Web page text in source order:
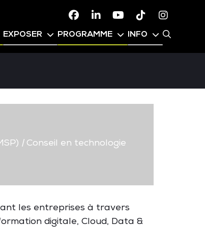
FacebookLinkedinYoutubeTikTok
EXPOSER PROGRAMME INFO
|Conseil en technologie
les entreprises à travers
digitale, Cloud, Data &